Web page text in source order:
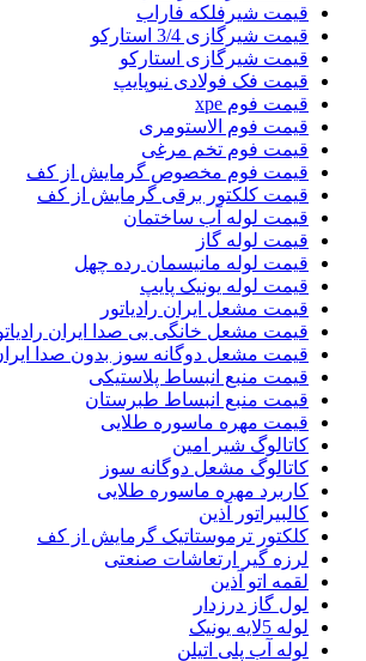
قیمت شیرفلکه فاراب
قیمت شیرگازی 3/4 استارکو
قیمت شیرگازی استارکو
قیمت فک فولادی نیوپایپ
قیمت فوم xpe
قیمت فوم الاستومری
قیمت فوم تخم مرغی
قیمت فوم مخصوص گرمایش از کف
قیمت کلکتور برقی گرمایش از کف
قیمت لوله آب ساختمان
قیمت لوله گاز
قیمت لوله مانیسمان رده چهل
قیمت لوله یونیک پایپ
قیمت مشعل ایران رادیاتور
قیمت مشعل خانگی بی صدا ایران
قیمت مشعل دوگانه سوز بدون صدا ایران
قیمت منبع انبساط پلاستیکی
قیمت منبع انبساط طبرستان
قیمت مهره ماسوره طلایی
کاتالوگ شیر امین
کاتالوگ مشعل دوگانه سوز
کاربرد مهره ماسوره طلایی
کالبیراتور آذین
کلکتور ترموستاتیک گرمایش از کف
لرزه گیر ارتعاشات صنعتی
لقمه اتو آذین
لول گاز درزدار
لوله 5لایه یونیک
لوله آب پلی اتیلن